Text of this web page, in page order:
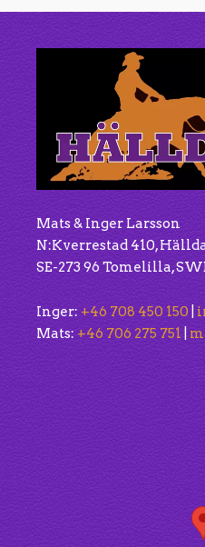
Mats & Inger Larsson
N:Kverrestad 410,
SE-273 96 Tomelilla,
Inger: +46 708 450 150
Mats:+46 706 275 751